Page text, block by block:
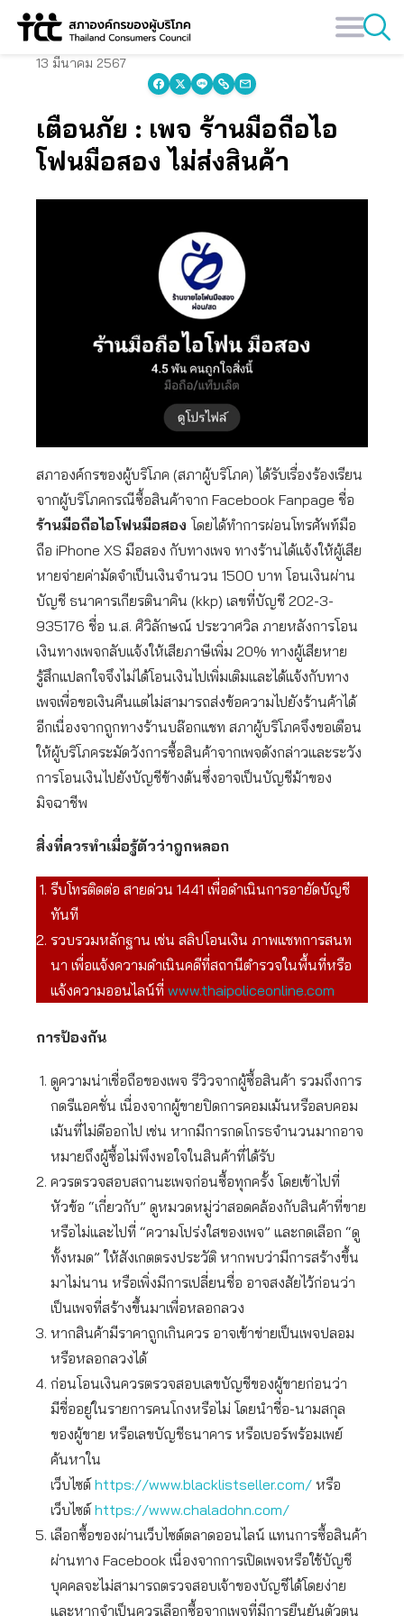
Skip
13 มีนาคม 2567
เตือนภัย : เพจ ร้านมือถือไอ
โฟนมือสอง ไม่ส่งสินค้า
สภาองค์กรของผู้บริโภค (สภาผู้บริโภค) ได้รับเรื่องร้องเรียน
จากผู้บริโภคกรณีซื้อสินค้าจาก Facebook Fanpage ชื่อ
ร้านมือถือไอโฟนมือสอง โดยได้ทำการผ่อนโทรศัพท์มือ
ถือ iPhone XS มือสอง กับทางเพจ ทางร้านได้แจ้งให้ผู้เสีย
หายจ่ายค่ามัดจำเป็นเงินจำนวน 1500 บาท โอนเงินผ่าน
บัญชี ธนาคารเกียรตินาคิน (kkp) เลขที่บัญชี 202-3-
935176 ชื่อ น.ส. ศิวิลักษณ์ ประวาศวิล ภายหลังการโอน
เงินทางเพจกลับแจ้งให้เสียภาษีเพิ่ม 20% ทางผู้เสียหาย
รู้สึกแปลกใจจึงไม่ได้โอนเงินไปเพิ่มเติมและได้แจ้งกับทาง
เพจเพื่อขอเงินคืนแต่ไม่สามารถส่งข้อความไปยังร้านค้าได้
อีกเนื่องจากถูกทางร้านบล๊อกแชท สภาผู้บริโภคจึงขอเตือน
ให้ผู้บริโภคระมัดวังการซื้อสินค้าจากเพจดังกล่าวและระวัง
การโอนเงินไปยังบัญชีข้างต้นซึ่งอาจเป็นบัญชีม้าของ
มิจฉาชีพ
สิ่งที่ควรทำเมื่อรู้ตัวว่าถูกหลอก
รีบโทรติดต่อ สายด่วน 1441 เพื่อดำเนินการอายัดบัญชี
ทันที
รวบรวมหลักฐาน เช่น สลิปโอนเงิน ภาพแชทการสนท
นา เพื่อแจ้งความดำเนินคดีที่สถานีตำรวจในพื้นที่หรือ
แจ้งความออนไลน์ที่ www.thaipoliceonline.com
การป้องกัน
ดูความน่าเชื่อถือของเพจ รีวิวจากผู้ซื้อสินค้า รวมถึงการ
กดรีแอคชั่น เนื่องจากผู้ขายปิดการคอมเม้นหรือลบคอม
เม้นที่ไม่ดีออกไป เช่น หากมีการกดโกรธจำนวนมากอาจ
หมายถึงผู้ซื้อไม่พึงพอใจในสินค้าที่ได้รับ
ควรตรวจสอบสถานะเพจก่อนซื้อทุกครั้ง โดยเข้าไปที่
หัวข้อ “เกี่ยวกับ” ดูหมวดหมู่ว่าสอดคล้องกับสินค้าที่ขาย
หรือไม่และไปที่ “ความโปร่งใสของเพจ” และกดเลือก “ดู
ทั้งหมด” ให้สังเกตตรงประวัติ หากพบว่ามีการสร้างขึ้น
มาไม่นาน หรือเพิ่งมีการเปลี่ยนชื่อ อาจสงสัยไว้ก่อนว่า
เป็นเพจที่สร้างขึ้นมาเพื่อหลอกลวง
หากสินค้ามีราคาถูกเกินควร อาจเข้าข่ายเป็นเพจปลอม
หรือหลอกลวงได้
ก่อนโอนเงินควรตรวจสอบเลขบัญชีของผู้ขายก่อนว่า
มีชื่ออยู่ในรายการคนโกงหรือไม่ โดยนำชื่อ-นามสกุล
ของผู้ขาย หรือเลขบัญชีธนาคาร หรือเบอร์พร้อมเพย์
ค้นหาใน
เว็บไซต์ https://www.blacklistseller.com/ หรือ
เว็บไซต์ https://www.chaladohn.com/
เลือกซื้อของผ่านเว็บไซต์ตลาดออนไลน์ แทนการซื้อสินค้า
ผ่านทาง Facebook เนื่องจากการเปิดเพจหรือใช้บัญชี
บุคคลจะไม่สามารถตรวจสอบเจ้าของบัญชีได้โดยง่าย
และหากจำเป็นควรเลือกซื้อจากเพจที่มีการยืนยันตัวตน